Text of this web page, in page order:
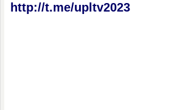
http://t.me/upltv2023